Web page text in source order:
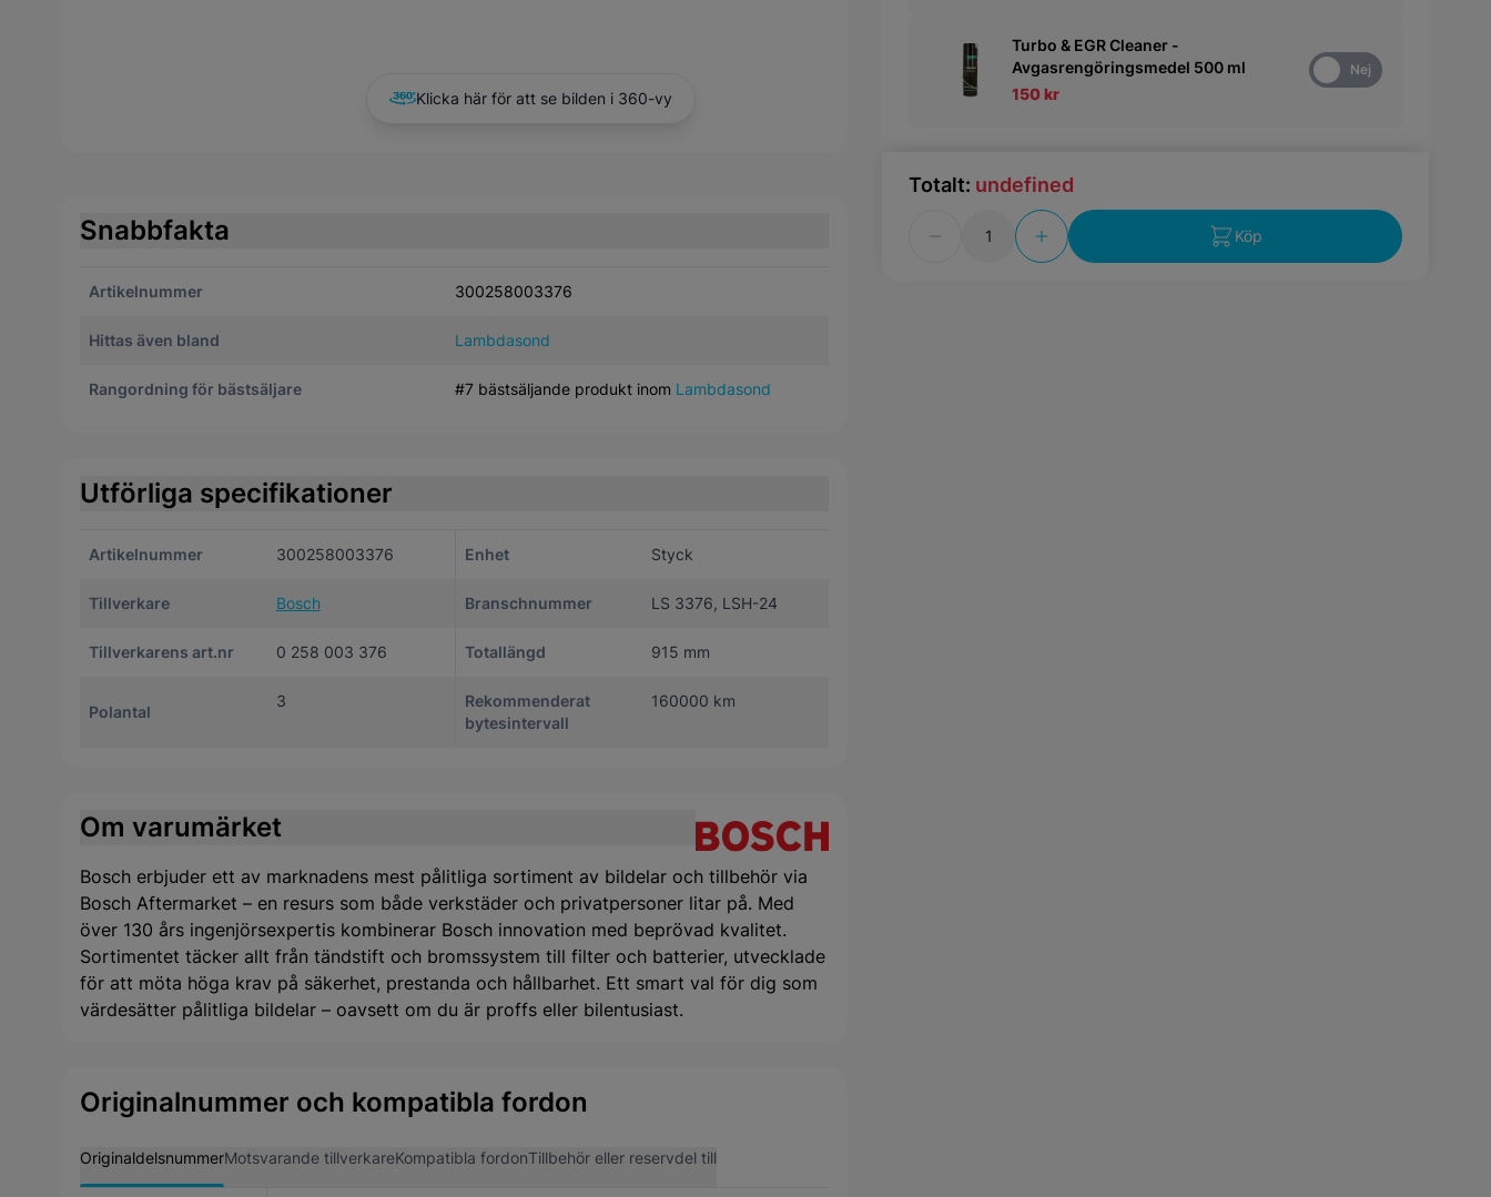
Klicka här för att se bilden i 360-vy
Totalt: undefined
Köp
Turbo & EGR Cleaner -
Avgasrengöringsmedel 500 ml
150 kr
Nej
Snabbfakta
Artikelnummer 300258003376
Hittas även bland Lambdasond
Rangordning för bästsäljare #7 bästsäljande produkt inom Lambdasond
Utförliga specifikationer
Artikelnummer 300258003376 Enhet Styck
Tillverkare Bosch Branschnummer LS 3376, LSH-24
Tillverkarens art.nr 0 258 003 376 Totallängd 915 mm
Polantal
3
Rekommenderat
bytesintervall
160000 km
Om varumärket
Bosch erbjuder ett av marknadens mest pålitliga sortiment av bildelar och tillbehör via
Bosch Aftermarket – en resurs som både verkstäder och privatpersoner litar på. Med
över 130 års ingenjörsexpertis kombinerar Bosch innovation med beprövad kvalitet.
Sortimentet täcker allt från tändstift och bromssystem till filter och batterier, utvecklade
för att möta höga krav på säkerhet, prestanda och hållbarhet. Ett smart val för dig som
värdesätter pålitliga bildelar – oavsett om du är proffs eller bilentusiast.
Originalnummer och kompatibla fordon
OriginaldelsnummerMotsvarande tillverkareKompatibla fordonTillbehör eller reservdel till